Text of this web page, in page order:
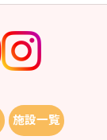
施設一覧